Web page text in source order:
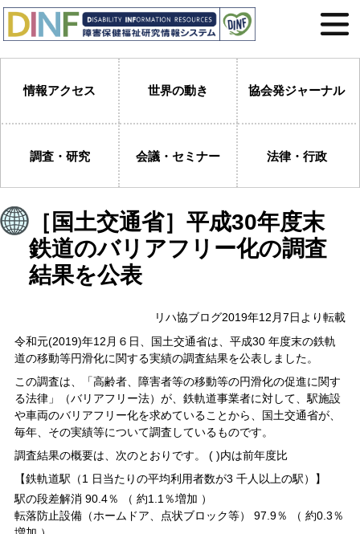
情報アクセス 世界の動き 協会発ジャーナル
調査・研究 会議・セミナー 法律・行政
［国土交通省］平成30年度末
鉄道のバリアフリー化の調査
結果を公表
リハ協ブログ2019年12月7日より転載
令和元(2019)年12月６日、国土交通省は、平成30 年度末の鉄軌
道の移動等円滑化に関する実績の調査結果を公表しました。
この調査は、「高齢者、障害者等の移動等の円滑化の促進に関す
る法律」（バリアフリー法）が、鉄軌道事業者に対して、駅施設
や車両のバリアフリー化を求めていることから、国土交通省が、
毎年、その実績等について調査しているものです。
調査結果の概要は、次のとおりです。 ( )内は前年度比
【鉄軌道駅（1 日当たりの平均利用者数が3 千人以上の駅）】
駅の段差解消 90.4％ （ 約1.1％増加 ）
転落防止設備（ホームドア、点状ブロック等） 97.9％ （ 約0.3％